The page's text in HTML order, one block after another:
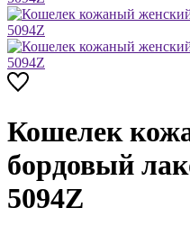
Кошелек
бордовый
5094Z